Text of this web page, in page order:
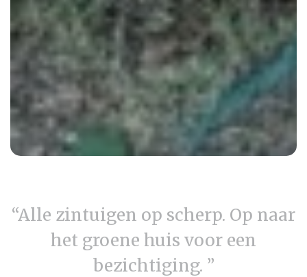
“Alle zintuigen op scherp. Op naar
het groene huis voor een
bezichtiging. ”